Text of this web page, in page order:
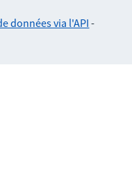
données via l'API-